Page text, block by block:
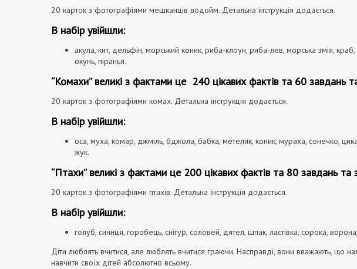
20 карток з фотографіями мешканців водойм. Детальна інструкція додається.
В набір увійшли:
акула, кит, дельфін, морський коник, риба-клоун, риба-лев, морська змія,
окунь, піранья.
“Комахи” великі з фактами це 240 цікавих фактів та 60 завдань
20 карток з фотографіями комах. Детальна інструкція додається.
В набір увійшли:
оса, муха, комар, джміль, бджола, бабка, метелик, коник, мураха, сонечко,
жук.
“Птахи” великі з фактами це 200 цікавих фактів та 80 завдань та
20 карток з фотографіями птахів. Детальна інструкція додається.
В набір увійшли:
голуб, синиця, горобець, снігур, соловей, дятел, шпак, ластівка, сорока,
Діти люблять вчитися, але люблять вчитися граючи. Насправді, вони вважають,
навчити своїх дітей абсолютно всьому.